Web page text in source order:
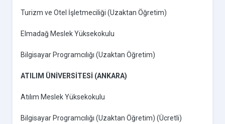
Turizm ve Otel İşletmeciliği (Uzaktan Öğretim)
Elmadağ Meslek Yüksekokulu
Bilgisayar Programcılığı (Uzaktan Öğretim)
ATILIM ÜNİVERSİTESİ (ANKARA)
Atılım Meslek Yüksekokulu
Bilgisayar Programcılığı (Uzaktan Öğretim) (Ücretli)